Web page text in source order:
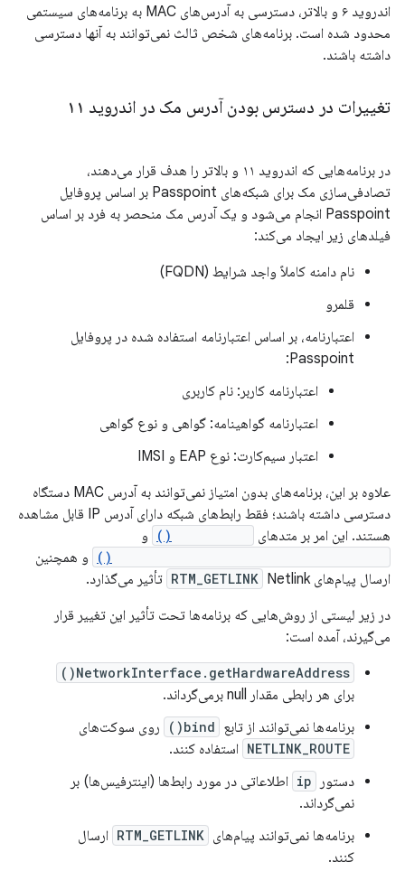
اندروید ۶ و بالاتر، دسترسی به آدرس‌های MAC به برنامه‌های سیستمی
محدود شده است. برنامه‌های شخص ثالث نمی‌توانند به آنها دسترسی
داشته باشند.
تغییرات در دسترس بودن آدرس مک در اندروید ۱۱
در برنامه‌هایی که اندروید ۱۱ و بالاتر را هدف قرار می‌دهند،
تصادفی‌سازی مک برای شبکه‌های Passpoint بر اساس پروفایل
Passpoint انجام می‌شود و یک آدرس مک منحصر به فرد بر اساس
فیلدهای زیر ایجاد می‌کند:
نام دامنه کاملاً واجد شرایط (FQDN)
قلمرو
اعتبارنامه، بر اساس اعتبارنامه استفاده شده در پروفایل
Passpoint:
اعتبارنامه کاربر: نام کاربری
اعتبارنامه گواهینامه: گواهی و نوع گواهی
اعتبار سیم‌کارت: نوع EAP و IMSI
علاوه بر این، برنامه‌های بدون امتیاز نمی‌توانند به آدرس MAC دستگاه
دسترسی داشته باشند؛ فقط رابط‌های شبکه دارای آدرس IP قابل مشاهده
هستند. این امر بر متدهای
و
و همچنین
ارسال پیام‌های
RTM_GETLINK Netlink تأثیر می‌گذارد.
در زیر لیستی از روش‌هایی که برنامه‌ها تحت تأثیر این تغییر قرار
می‌گیرند، آمده است:
NetworkInterface.getHardwareAddress()
برای هر رابطی مقدار null برمی‌گرداند.
برنامه‌ها نمی‌توانند از تابع bind() روی سوکت‌های
NETLINK_ROUTE استفاده کنند.
دستور
ip اطلاعاتی در مورد رابط‌ها (اینترفیس‌ها) بر
نمی‌گرداند.
برنامه‌ها نمی‌توانند پیام‌های RTM_GETLINK ارسال
کنند.